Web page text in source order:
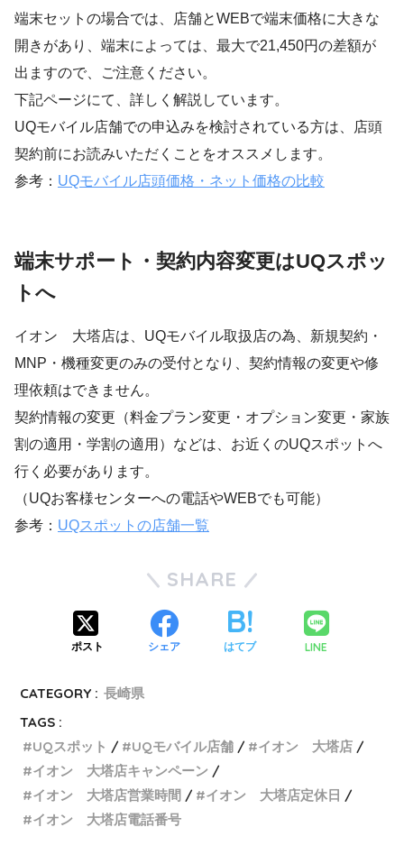
端末セットの場合では、店舗とWEBで端末価格に大きな
開きがあり、端末によっては、最大で21,450円の差額が
出ますので、ご注意ください。
下記ページにて、詳しく解説しています。
UQモバイル店舗での申込みを検討されている方は、店頭
契約前にお読みいただくことをオススメします。
参考： UQモバイル店頭価格・ネット価格の比較
端末サポート・契約内容変更はUQスポッ
トへ
イオン 大塔店は、UQモバイル取扱店の為、新規契約・
MNP・機種変更のみの受付となり、契約情報の変更や修
理依頼はできません。
契約情報の変更（料金プラン変更・オプション変更・家族
割の適用・学割の適用）などは、お近くのUQスポットへ
行く必要があります。
（UQお客様センターへの電話やWEBでも可能）
参考： UQスポットの店舗一覧
SHARE
ポスト シェア はてブ LINE
CATEGORY : 長崎県
TAGS :
UQスポット
UQモバイル店舗
イオン 大塔店
イオン 大塔店キャンペーン
イオン 大塔店営業時間
イオン 大塔店定休日
イオン 大塔店電話番号